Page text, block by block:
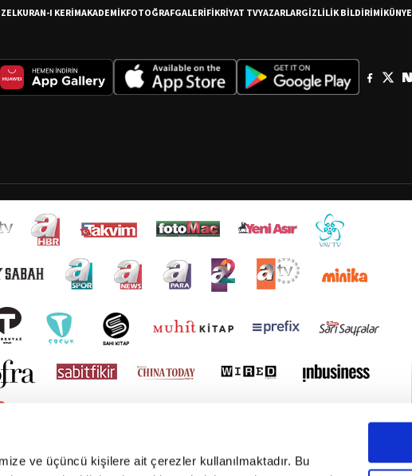
ve üçüncü kişilere ait çerezler kullanılmaktadır. Bu
KURAN-I KERİMAKADEMİKFOTOĞRAFGALERİFİKRİYAT TVYAZARLARGİZLİLİK BİLDİRİMİKÜNYE